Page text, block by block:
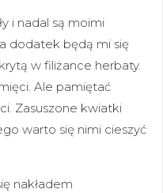
i nadal są moimi
dodatek będą mi się
w filiżance herbaty.
Ale pamiętać
Zasuszone kwiatki
warto się nimi cieszyć
nakładem